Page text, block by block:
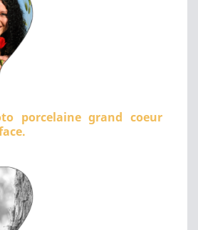
porcelaine grand coeur